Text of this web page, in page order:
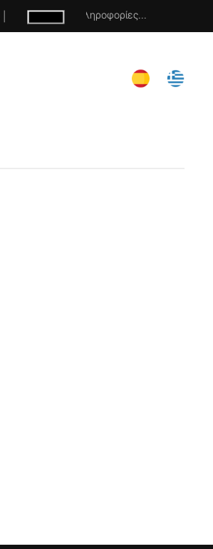
Χωρίς πληροφορίες...